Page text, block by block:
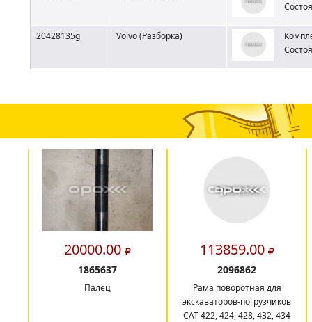
20428135g Volvo (Разборка)
20000.00
1865637
Палец
113859.00
2096862
Рама поворотная для
экскаваторов-погрузчиков
CAT 422, 424, 428, 432, 434